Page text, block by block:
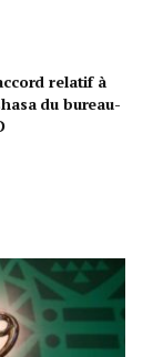
relatif à
du bureau-